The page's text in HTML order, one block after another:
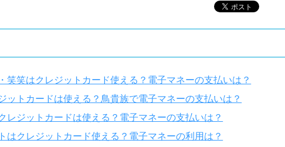
笑笑はクレジットカード使える？電子マネーの支払いは？
ットカードは使える？鳥貴族で電子マネーの支払いは？
レジットカードは使える？電子マネーの支払いは？
はクレジットカード使える？電子マネーの利用は？